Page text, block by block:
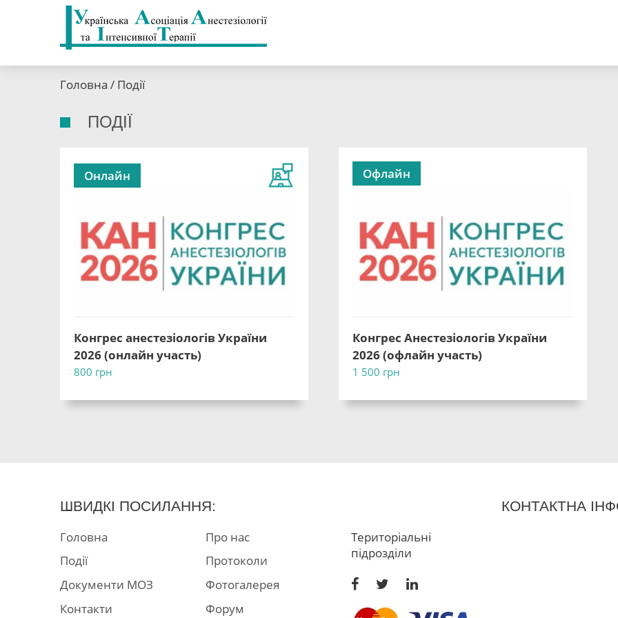
Головна / Події
ПОДІЇ
Конгрес анестезіологів України
2026 (онлайн участь)
800 грн
Онлайн
Конгрес Анестезіологів України
2026 (офлайн участь)
1 500 грн
Офлайн
КОНТАКТНА
ШВИДКІ ПОСИЛАННЯ:
Головна
Про нас
Події
Протоколи
Документи МОЗ
Фотогалерея
Контакти
Форум
Територіальні
підрозділи